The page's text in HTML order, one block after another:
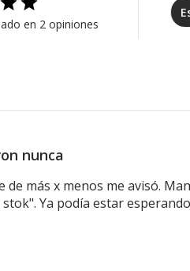
en 2 opiniones
nunca
de más x menos me avisó.
Ya podía estar